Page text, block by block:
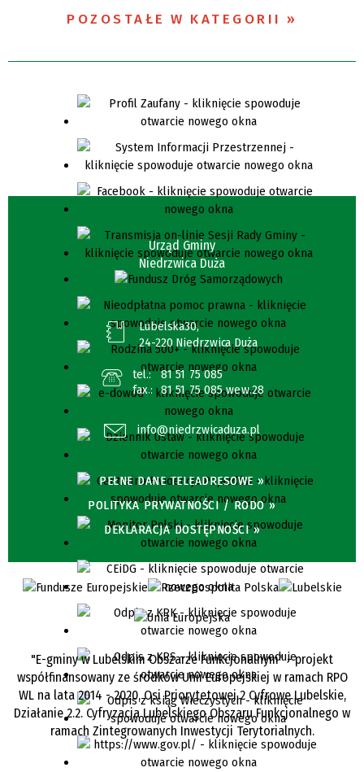
POZOSTAŁE W KATEGORII
Urząd Gminy
Niedrzwica Duża
Lubelska30,
24-220 Niedrzwica Duża
tel.:
81 51 75 085
fax.:
81 51 75 085 wew.28
info@niedrzwicaduza.pl
PEŁNE DANE TELEADRESOWE »
POLITYKA PRYWATNOŚCI / RODO »
DEKLARACJA DOSTĘPNOŚCI »
"E-gminy w Lubelskim Obszarze Funkcjonalnym" - projekt
współfinansowany ze środków Unii Europejskiej w ramach RPO
WL na lata 2014 - 2020, Osi Priorytetowej 2 Cyfrowe Lubelskie,
Działanie 2.2. Cyfryzacja Lubelskiego Obszaru Funkcjonalnego w
ramach Zintegrowanych Inwestycji Terytorialnych.